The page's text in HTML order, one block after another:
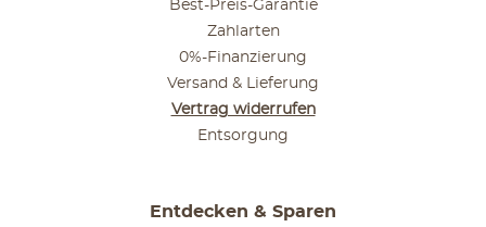
Best-Preis-Garantie
Zahlarten
0%-Finanzierung
Versand & Lieferung
Vertrag widerrufen
Entsorgung
Entdecken & Sparen